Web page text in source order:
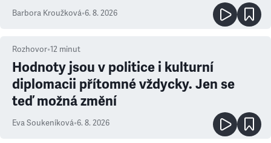
Barbora Kroužková•6. 8. 2026
Rozhovor•12 minut
Hodnoty jsou v politice i kulturní
diplomacii přítomné vždycky. Jen se
teď možná změní
Eva Soukeníková•6. 8. 2026